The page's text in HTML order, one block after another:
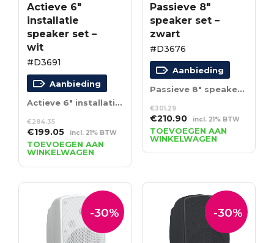
Actieve 6″
installatie
speaker set –
wit
#D3691
Aanbieding
Actieve 6″ installatie speaker set – wit
€284.35
Oorspronkelijke
prijs
was:
€284.35.
€199.05Huidige
prijs
is:
€199.05.
incl. 21% BTW
TOEVOEGEN AAN
WINKELWAGEN
Passieve 8″
speaker set –
zwart
#D3676
Aanbieding
Passieve 8″ speaker set – zwart
€301.29
Oorspronkelijke
prijs
was:
€301.29.
€210.90Huidige
prijs
is:
€210.90.
incl. 21% BTW
TOEVOEGEN AAN
WINKELWAGEN
-30% -30%